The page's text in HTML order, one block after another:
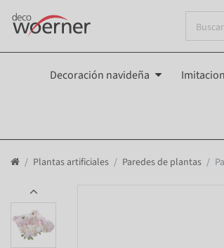
Decoración navideña
Plantas artificiales Paredes de plantas